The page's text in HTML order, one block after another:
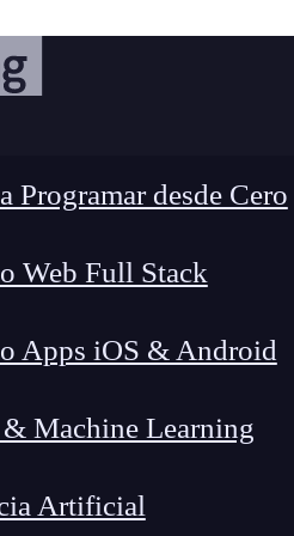
Programar desde Cero
Web Full Stack
Apps iOS & Android
Machine Learning
Artificial